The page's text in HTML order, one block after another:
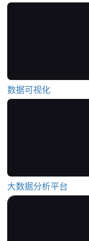
数据可视化
大数据分析平台